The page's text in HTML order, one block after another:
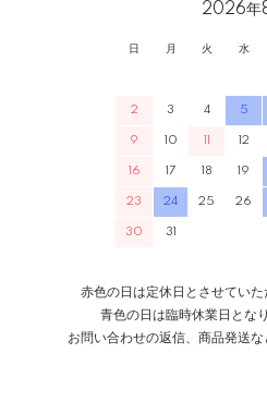
2026年
日 月 火 水
2 3 4 5
9 10 11 12
16 17 18 19
23 24 25 26
30 31
赤色の日は定休日とさせていた
青色の日は臨時休業日とな
お問い合わせの返信、商品発送な